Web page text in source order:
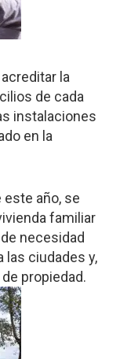
la
de cada
instalaciones
en la
año, se
familiar
necesidad
las ciudades y,
propiedad.